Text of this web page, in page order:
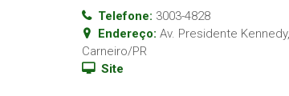
Telefone: 3003-4828
Endereço: Av. Presidente
Carneiro/PR
Site